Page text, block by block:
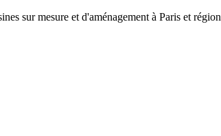
sur mesure et d'aménagement à Paris et région